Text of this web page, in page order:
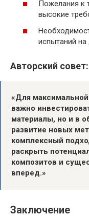
Пожелания к
высокие
испытаний на
Авторский совет:
«Для
важно
материалы, но и в
развитие новых
комплексный
раскрыть
композитов и
вперед.»
Заключение